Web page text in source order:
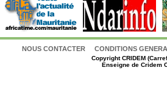
NOUS CONTACTER CONDITIONS
CopyrightCRIDEM
Enseigne de Cridem